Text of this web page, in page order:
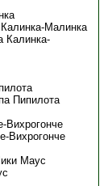
Малинка
Калинка-
Пипилота
Вихрогонче
Вихрогонче
Маус